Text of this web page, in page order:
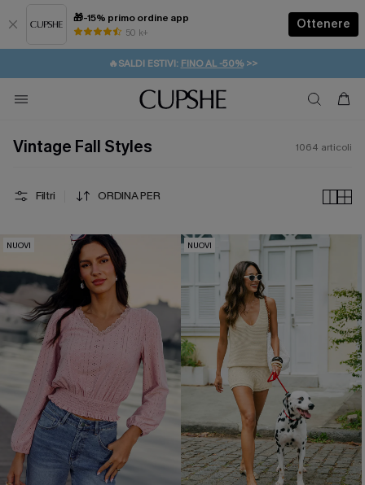
🎁-15% primo ordine app
50 k+
Ottenere
⚡️-15% SUGLI ESSENZIALI DA VACANZA | ACQUISTA
🔥SALDI ESTIVI: FINO AL -50%>>
🚚SPEDIZIONE GRATUITA DA 49€
💌REGALO PER I NUOVI: 20% DI SCONTO*
Vintage Fall Styles 1064 articoli
Filtri ORDINA PER
NUOVI NUOVI